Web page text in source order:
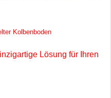
Kolbenboden
Lösung für Ihren